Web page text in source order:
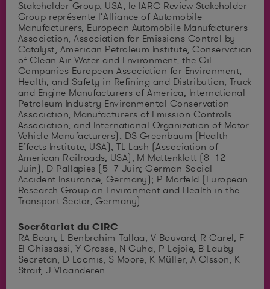
Stakeholder Group, USA; le IARC Review Stakeholder
Group représente l’Alliance of Automobile
Manufacturers, European Automobile Manufacturers
Association, Association for Emissions Control by
Catalyst, American Petroleum Institute, Conservation
of Clean Air Water and Environment, the Oil
Companies European Association for Environment,
Health, and Safety in Refining and Distribution, Truck
and Engine Manufacturers of America, International
Petroleum Industry Environmental Conservation
Association, Manufacturers of Emission Controls
Association, and International Organization of Motor
Vehicle Manufacturers); DS Greenbaum (Health
Effects Institute, USA); TL Lash (Association of
American Railroads, USA); M Mattenklott (8–12
Juin), D Pallapies (5–7 Juin; German Social
Accident Insurance, Germany); P Morfeld (European
Research Group on Environment and Health in the
Transport Sector, Germany).
Secrétariat du CIRC
RA Baan, L Benbrahim-Tallaa, V Bouvard, R Carel, F
El Ghissassi, Y Grosse, N Guha, P Lajoie, B Lauby-
Secretan, D Loomis, S Moore, K Müller, A Olsson, K
Straif, J Vlaanderen